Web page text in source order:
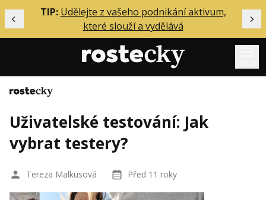
Předchozí
TIP: Udělejte z vašeho podnikání aktivum,
které slouží a vydělává
Mentoring
Podcasty
Solo
Domů
Uživatelské testování: Jak
vybrat testery?
Tereza Malkusová Před 11 roky